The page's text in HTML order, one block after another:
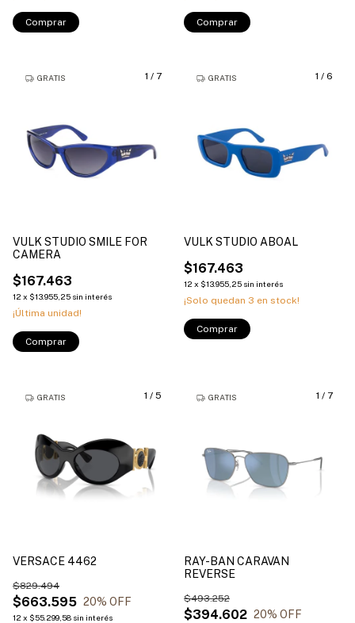
Comprar Comprar
1 / 7
GRATIS
VULK STUDIO SMILE FOR
CAMERA
$167.463
12 x $13.955,25 sin interés
¡Última unidad!
Comprar
1 / 6
GRATIS
VULK STUDIO ABOAL
$167.463
12 x $13.955,25 sin interés
¡Solo quedan 3 en stock!
Comprar
1 / 5
GRATIS
VERSACE 4462
$663.595
$829.494
20% OFF
12 x $55.299,58 sin interés
1 / 7
GRATIS
RAY-BAN CARAVAN
REVERSE
$394.602
$493.252
20% OFF